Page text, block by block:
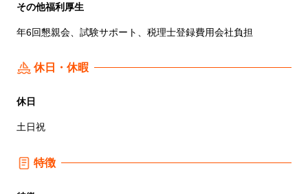
その他福利厚生
年6回懇親会、試験サポート、税理士登録費用会社負担
休日・休暇
休日
土日祝
特徴